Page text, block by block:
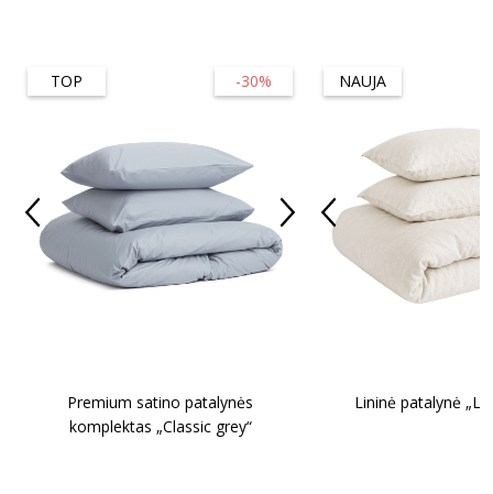
-30%
TOP
Premium satino patalynės
komplektas „Classic grey“
NAUJA
Lininė patalynė